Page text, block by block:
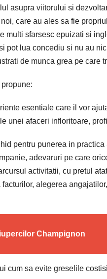
asupra viitorului si
care au ales sa fie
multi sfarsesc epuizati si
pot lua concediu si nu au
de munca grea pe care
esentiale care il vor
unei afaceri infloritoare,
pentru punerea in
adevaruri pe care
activitatii, cu pretul
alegerea
Champignon
cum sa evite greselile